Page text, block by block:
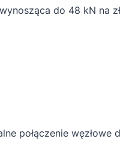
do 48 kN na
połączenie